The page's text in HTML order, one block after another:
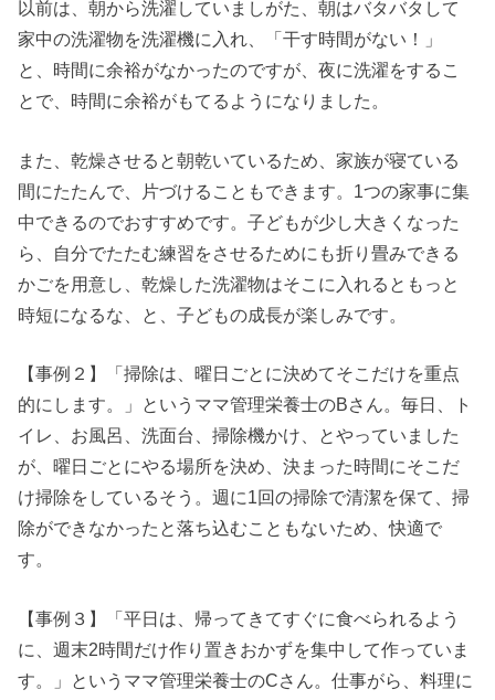
以前は、朝から洗濯していましがた、朝はバタバタして
家中の洗濯物を洗濯機に入れ、「干す時間がない！」
と、時間に余裕がなかったのですが、夜に洗濯をするこ
とで、時間に余裕がもてるようになりました。
また、乾燥させると朝乾いているため、家族が寝ている
間にたたんで、片づけることもできます。1つの家事に集
中できるのでおすすめです。子どもが少し大きくなった
ら、自分でたたむ練習をさせるためにも折り畳みできる
かごを用意し、乾燥した洗濯物はそこに入れるともっと
時短になるな、と、子どもの成長が楽しみです。
【事例２】「掃除は、曜日ごとに決めてそこだけを重点
的にします。」というママ管理栄養士のBさん。毎日、ト
イレ、お風呂、洗面台、掃除機かけ、とやっていました
が、曜日ごとにやる場所を決め、決まった時間にそこだ
け掃除をしているそう。週に1回の掃除で清潔を保て、掃
除ができなかったと落ち込むこともないため、快適で
す。
【事例３】「平日は、帰ってきてすぐに食べられるよう
に、週末2時間だけ作り置きおかずを集中して作っていま
す。」というママ管理栄養士のCさん。仕事がら、料理に